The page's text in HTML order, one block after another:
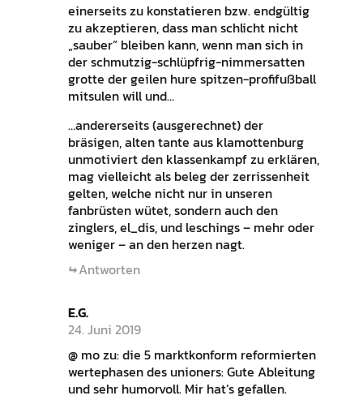
einerseits zu konstatieren bzw. endgültig
zu akzeptieren, dass man schlicht nicht
„sauber“ bleiben kann, wenn man sich in
der schmutzig-schlüpfrig-nimmersatten
grotte der geilen hure spitzen-profifußball
mitsulen will und…
…andererseits (ausgerechnet) der
bräsigen, alten tante aus klamottenburg
unmotiviert den klassenkampf zu erklären,
mag vielleicht als beleg der zerrissenheit
gelten, welche nicht nur in unseren
fanbrüsten wütet, sondern auch den
zinglers, el_dis, und leschings – mehr oder
weniger – an den herzen nagt.
Antworten
E.G.
24. Juni 2019
@ mo zu: die 5 marktkonform reformierten
wertephasen des unioners: Gute Ableitung
und sehr humorvoll. Mir hat’s gefallen.